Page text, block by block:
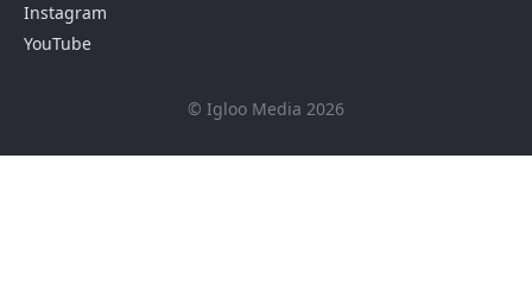
Instagram
YouTube
© Igloo Media 2026